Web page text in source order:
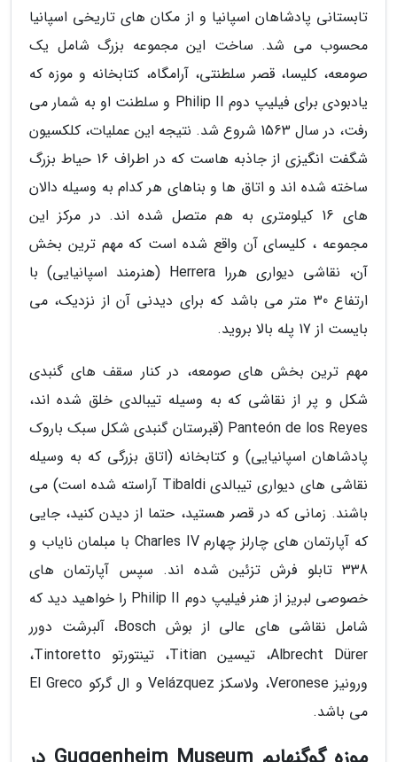
تابستانی پادشاهان اسپانیا و از مکان های تاریخی اسپانیا
محسوب می شد. ساخت این مجموعه بزرگ شامل یک
صومعه، کلیسا، قصر سلطنتی، آرامگاه، کتابخانه و موزه که
یادبودی برای فیلیپ دوم Philip II و سلطنت او به شمار می
رفت، در سال 1563 شروع شد. نتیجه این عملیات، کلکسیون
شگفت انگیزی از جاذبه هاست که در اطراف 16 حیاط بزرگ
ساخته شده اند و اتاق ها و بناهای هر کدام به وسیله دالان
های 16 کیلومتری به هم متصل شده اند. در مرکز این
مجموعه ، کلیسای آن واقع شده است که مهم ترین بخش
آن، نقاشی دیواری هررا Herrera (هنرمند اسپانیایی) با
ارتفاع 30 متر می باشد که برای دیدنی آن از نزدیک، می
بایست از 17 پله بالا بروید.
مهم ترین بخش های صومعه، در کنار سقف های گنبدی
شکل و پر از نقاشی که به وسیله تیبالدی خلق شده اند،
Panteón de los Reyes (قبرستان گنبدی شکل سبک باروک
پادشاهان اسپانیایی) و کتابخانه (اتاق بزرگی که به وسیله
نقاشی های دیواری تیبالدی Tibaldi آراسته شده است) می
باشند. زمانی که در قصر هستید، حتما از دیدن کنید، جایی
که آپارتمان های چارلز چهارم Charles IV با مبلمان نایاب و
338 تابلو فرش تزئین شده اند. سپس آپارتمان های
خصوصی لبریز از هنر فیلیپ دوم Philip II را خواهید دید که
شامل نقاشی های عالی از بوش Bosch، آلبرشت دورر
Albrecht Dürer، تیسین Titian، تینتورتو Tintoretto،
ورونیز Veronese، ولاسکز Velázquez و ال گرکو El Greco
می باشد.